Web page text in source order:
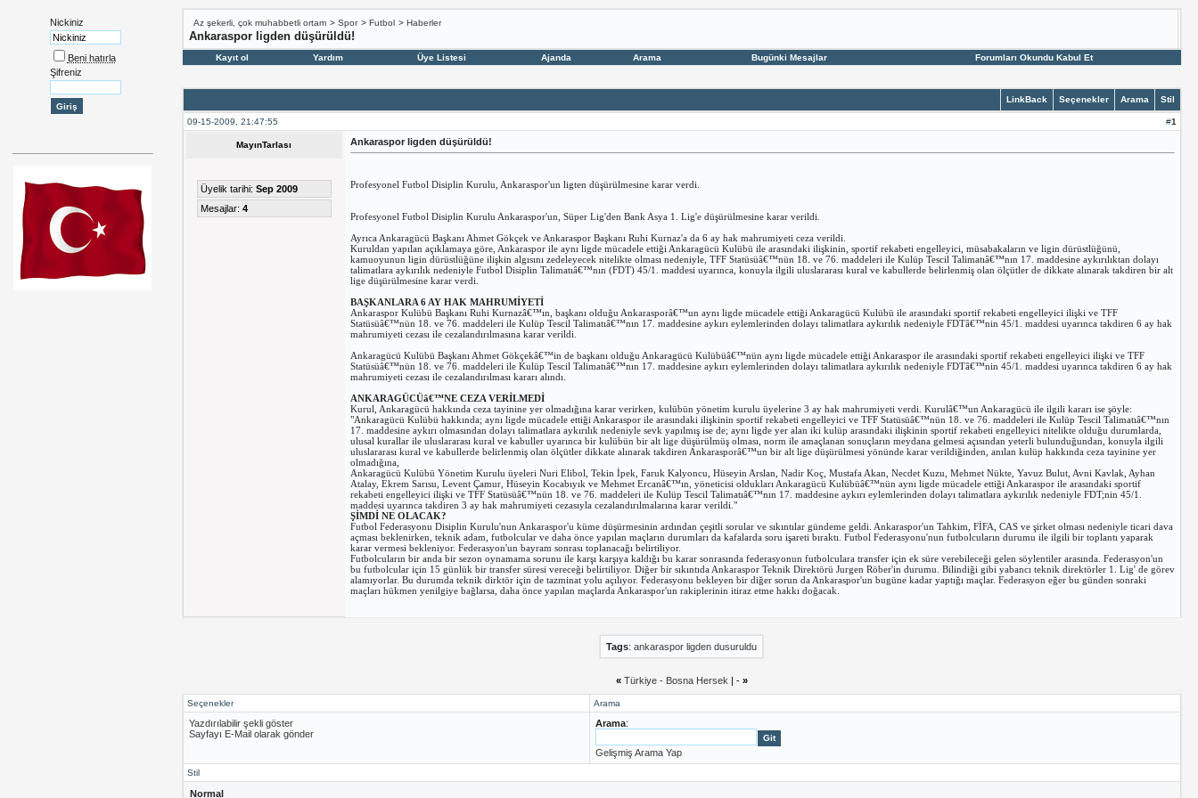
Nickiniz
Beni hatırla
Şifreniz
Az şekerli, çok muhabbetli ortam > Spor > Futbol > Haberler
Ankaraspor ligden düşürüldü!
Kayıt ol Yardım Üye Listesi Ajanda Arama Bugünki Mesajlar Forumları Okundu Kabul Et
LinkBack Seçenekler Arama Stil
09-15-2009, 21:47:55 #1
MayınTarlası
Üyelik tarihi: Sep 2009
Mesajlar: 4
Ankaraspor ligden düşürüldü!
Profesyonel Futbol Disiplin Kurulu, Ankaraspor'un ligten düşürülmesine karar verdi.
Profesyonel Futbol Disiplin Kurulu Ankaraspor'un, Süper Lig'den Bank Asya 1. Lig'e düşürülmesine karar verildi.
Ayrıca Ankaragücü Başkanı Ahmet Gökçek ve Ankaraspor Başkanı Ruhi Kurnaz'a da 6 ay hak mahrumiyeti ceza verildi.
Kuruldan yapılan açıklamaya göre, Ankaraspor ile aynı ligde mücadele ettiği Ankaragücü Kulübü ile arasındaki ilişkinin, sportif rekabeti engelleyici, müsabakaların ve ligin dürüstlüğünü,
kamuoyunun ligin dürüstlüğüne ilişkin algısını zedeleyecek nitelikte olması nedeniyle, TFF Statüsüâ€™nün 18. ve 76. maddeleri ile Kulüp Tescil Talimatıâ€™nın 17. maddesine aykırılıktan dolayı
talimatlara aykırılık nedeniyle Futbol Disiplin Talimatıâ€™nın (FDT) 45/1. maddesi uyarınca, konuyla ilgili uluslararası kural ve kabullerde belirlenmiş olan ölçütler de dikkate alınarak takdiren bir alt
lige düşürülmesine karar verdi.
BAŞKANLARA 6 AY HAK MAHRUMİYETİ
Ankaraspor Kulübü Başkanı Ruhi Kurnazâ€™ın, başkanı olduğu Ankarasporâ€™un aynı ligde mücadele ettiği Ankaragücü Kulübü ile arasındaki sportif rekabeti engelleyici ilişki ve TFF
Statüsüâ€™nün 18. ve 76. maddeleri ile Kulüp Tescil Talimatıâ€™nın 17. maddesine aykırı eylemlerinden dolayı talimatlara aykırılık nedeniyle FDTâ€™nin 45/1. maddesi uyarınca takdiren 6 ay hak
mahrumiyeti cezası ile cezalandırılmasına karar verildi.
Ankaragücü Kulübü Başkanı Ahmet Gökçekâ€™in de başkanı olduğu Ankaragücü Kulübüâ€™nün aynı ligde mücadele ettiği Ankaraspor ile arasındaki sportif rekabeti engelleyici ilişki ve TFF
Statüsüâ€™nün 18. ve 76. maddeleri ile Kulüp Tescil Talimatıâ€™nın 17. maddesine aykırı eylemlerinden dolayı talimatlara aykırılık nedeniyle FDTâ€™nin 45/1. maddesi uyarınca takdiren 6 ay hak
mahrumiyeti cezası ile cezalandırılması kararı alındı.
ANKARAGÜCÜâ€™NE CEZA VERİLMEDİ
Kurul, Ankaragücü hakkında ceza tayinine yer olmadığına karar verirken, kulübün yönetim kurulu üyelerine 3 ay hak mahrumiyeti verdi. Kurulâ€™un Ankaragücü ile ilgili kararı ise şöyle:
"Ankaragücü Kulübü hakkında; aynı ligde mücadele ettiği Ankaraspor ile arasındaki ilişkinin sportif rekabeti engelleyici ve TFF Statüsüâ€™nün 18. ve 76. maddeleri ile Kulüp Tescil Talimatıâ€™nın
17. maddesine aykırı olmasından dolayı talimatlara aykırılık nedeniyle sevk yapılmış ise de; aynı ligde yer alan iki kulüp arasındaki ilişkinin sportif rekabeti engelleyici nitelikte olduğu durumlarda,
ulusal kurallar ile uluslararası kural ve kabuller uyarınca bir kulübün bir alt lige düşürülmüş olması, norm ile amaçlanan sonuçların meydana gelmesi açısından yeterli bulunduğundan, konuyla ilgili
uluslararası kural ve kabullerde belirlenmiş olan ölçütler dikkate alınarak takdiren Ankarasporâ€™un bir alt lige düşürülmesi yönünde karar verildiğinden, anılan kulüp hakkında ceza tayinine yer
olmadığına,
Ankaragücü Kulübü Yönetim Kurulu üyeleri Nuri Elibol, Tekin İpek, Faruk Kalyoncu, Hüseyin Arslan, Nadir Koç, Mustafa Akan, Necdet Kuzu, Mehmet Nükte, Yavuz Bulut, Avni Kavlak, Ayhan
Atalay, Ekrem Sarısu, Levent Çamur, Hüseyin Kocabıyık ve Mehmet Ercanâ€™ın, yöneticisi oldukları Ankaragücü Kulübüâ€™nün aynı ligde mücadele ettiği Ankaraspor ile arasındaki sportif
rekabeti engelleyici ilişki ve TFF Statüsüâ€™nün 18. ve 76. maddeleri ile Kulüp Tescil Talimatıâ€™nın 17. maddesine aykırı eylemlerinden dolayı talimatlara aykırılık nedeniyle FDT;nin 45/1.
maddesi uyarınca takdiren 3 ay hak mahrumiyeti cezasıyla cezalandırılmalarına karar verildi."
ŞİMDİ NE OLACAK?
Futbol Federasyonu Disiplin Kurulu'nun Ankaraspor'u küme düşürmesinin ardından çeşitli sorular ve sıkıntılar gündeme geldi. Ankaraspor'un Tahkim, FİFA, CAS ve şirket olması nedeniyle ticari dava
açması beklenirken, teknik adam, futbolcular ve daha önce yapılan maçların durumları da kafalarda soru işareti bıraktı. Futbol Federasyonu'nun futbolcuların durumu ile ilgili bir toplantı yaparak
karar vermesi bekleniyor. Federasyon'un bayram sonrası toplanacağı belirtiliyor.
Futbolcuların bir anda bir sezon oynamama sorunu ile karşı karşıya kaldığı bu karar sonrasında federasyonun futbolculara transfer için ek süre verebileceği gelen söylentiler arasında. Federasyon'un
bu futbolcular için 15 günlük bir transfer süresi vereceği belirtiliyor. Diğer bir sıkıntıda Ankaraspor Teknik Direktörü Jurgen Röber'in durumu. Bilindiği gibi yabancı teknik direktörler 1. Lig' de görev
alamıyorlar. Bu durumda teknik dirktör için de tazminat yolu açılıyor. Federasyonu bekleyen bir diğer sorun da Ankaraspor'un bugüne kadar yaptığı maçlar. Federasyon eğer bu günden sonraki
maçları hükmen yenilgiye bağlarsa, daha önce yapılan maçlarda Ankaraspor'un rakiplerinin itiraz etme hakkı doğacak.
Tags:ankaraspor ligden dusuruldu
« Türkiye - Bosna Hersek | - »
Seçenekler Arama
Yazdırılabilir şekli göster
Sayfayı E-Mail olarak gönder
Arama:
Gelişmiş Arama Yap
Stil
Normal